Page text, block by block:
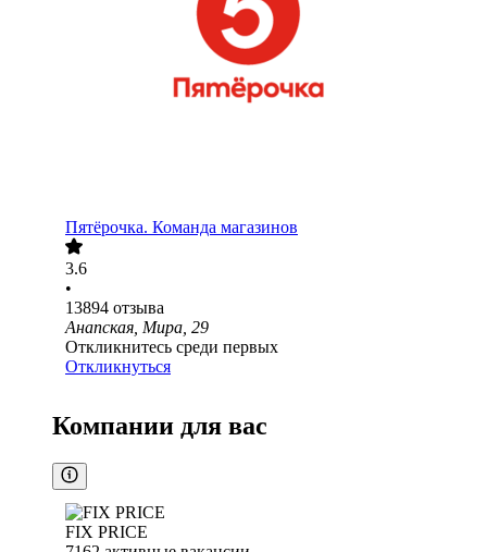
Пятёрочка. Команда магазинов
3.6
•
13894 отзыва
Анапская, Мира, 29
Откликнитесь среди первых
Откликнуться
Компании для вас
FIX PRICE